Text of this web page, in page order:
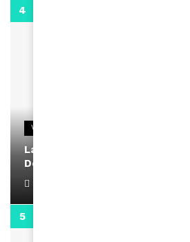
VIDEOS
La rubrique santé speciale
Docteur Makanda